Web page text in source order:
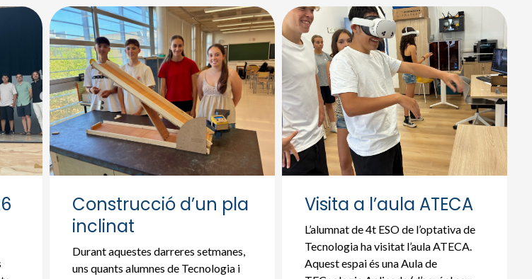
Construcció d’un pla
inclinat
Durant aquestes darreres setmanes,
uns quants alumnes de Tecnologia i
Visita a l’aula ATECA
L’alumnat de 4t ESO de l’optativa de
Tecnologia ha visitat l’aula ATECA.
Aquest espai és una Aula de